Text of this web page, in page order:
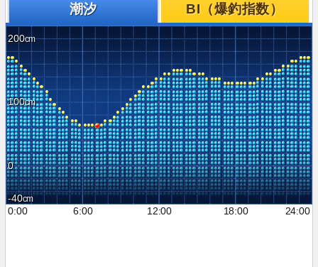
潮汐 BI（爆釣指数）
200
100
0
-40
0:00
6:00 12:00 18:00 24:00